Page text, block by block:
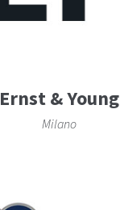
Ernst & Young
Milano